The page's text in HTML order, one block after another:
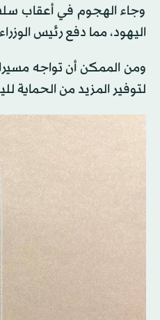
وجاء الهجوم في ‌أعقاب
اليهود، مما دفع رئيس
ومن الممكن أن تواجه
لتوفير المزيد من الحماية